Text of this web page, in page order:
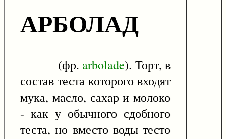
АРБОЛАД
(фр. arbolade). Торт, в
состав теста которого входят
мука, масло, сахар и молоко
- как у обычного сдобного
теста, но вместо воды тесто